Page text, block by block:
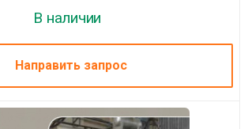
В наличии
Направить запрос